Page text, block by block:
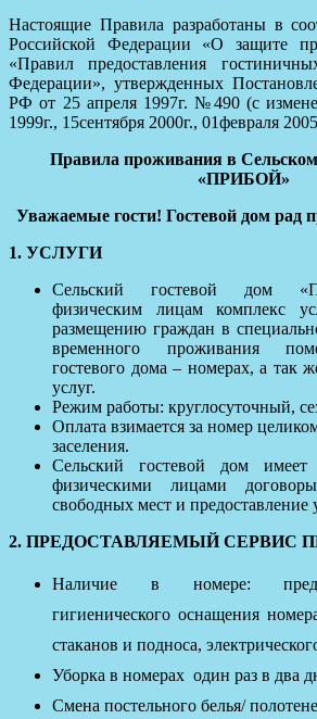
Настоящие Правила разработаны в
Российской Федерации «О защите
«Правил предоставления
Федерации», утвержденных
РФ от 25 апреля 1997г. №490 (с
1999г., 15сентября 2000г., 01февраля
Правила проживания в
«ПРИБОЙ»
Уважаемые гости! Гостевой дом рад
1. УСЛУГИ
Сельский гостевой дом
физическим лицам комплекс
размещению граждан в
временного проживания
гостевого дома – номерах, а так
услуг.
Режим работы: круглосуточный,
Оплата взимается за номер
заселения.
Сельский гостевой дом
физическими лицами
свободных мест и предоставление
2. ПРЕДОСТАВЛЯЕМЫЙ СЕРВИС
Наличие в номере:
гигиенического оснащения
стаканов и подноса,
Уборка в номерах один раз в два
Смена постельного белья/